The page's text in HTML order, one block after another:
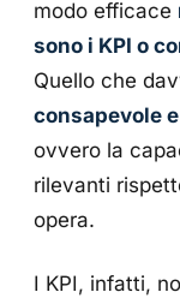
modo efficace
sono i KPI o
Quello che
consapevole
ovvero la
rilevanti
opera.
I KPI, infatti,